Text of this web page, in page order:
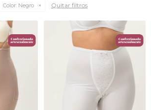
Color: Negro Quitar filtros